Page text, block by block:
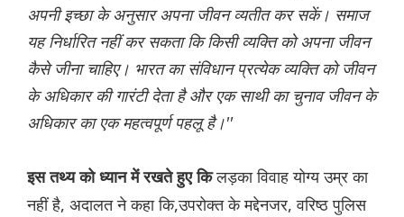
अपनी इच्छा के अनुसार अपना जीवन व्यतीत कर सकें। समाज
यह निर्धारित नहीं कर सकता कि किसी व्यक्ति को अपना जीवन
कैसे जीना चाहिए। भारत का संविधान प्रत्येक व्यक्ति को जीवन
के अधिकार की गारंटी देता है और एक साथी का चुनाव जीवन के
अधिकार का एक महत्वपूर्ण पहलू है।''
इस तथ्य को ध्यान में रखते हुए किलड़का विवाह योग्य उम्र का
नहीं है, अदालत ने कहा कि,उपरोक्त के मद्देनजर, वरिष्ठ पुलिस